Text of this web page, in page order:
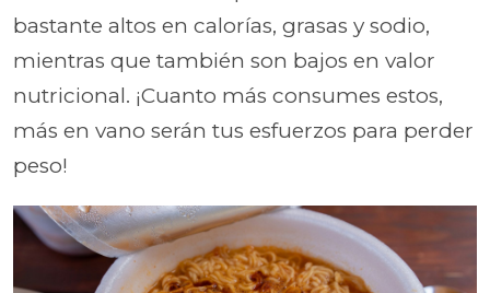
bastante altos en calorías, grasas y sodio,
mientras que también son bajos en valor
nutricional. ¡Cuanto más consumes estos,
más en vano serán tus esfuerzos para perder
peso!